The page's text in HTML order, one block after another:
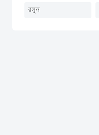
রসুন